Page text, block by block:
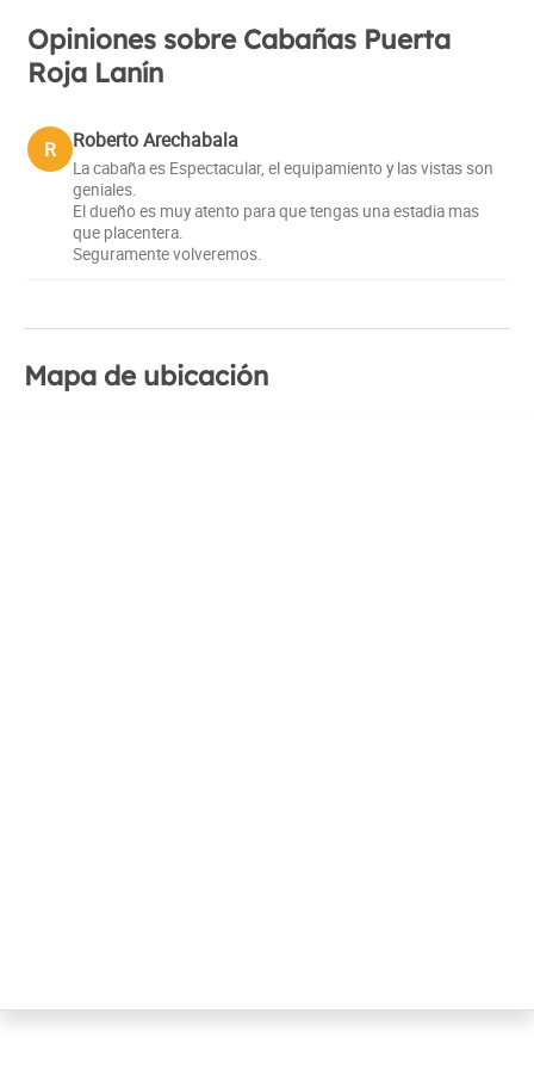
Opiniones sobre Cabañas Puerta
Roja Lanín
R Roberto Arechabala
La cabaña es Espectacular, el equipamiento y las vistas son
geniales.
El dueño es muy atento para que tengas una estadia mas
que placentera.
Seguramente volveremos.
Mapa de ubicación